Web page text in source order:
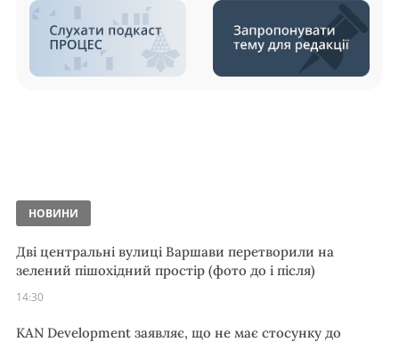
НОВИНИ
Дві центральні вулиці Варшави перетворили на
зелений пішохідний простір (фото до і після)
14:30
KAN Development заявляє, що не має стосунку до